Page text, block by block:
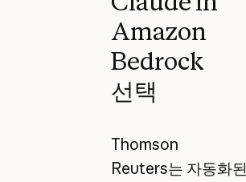
Amazon
Bedrock
선택
Thomson
Reuters는 자동화된